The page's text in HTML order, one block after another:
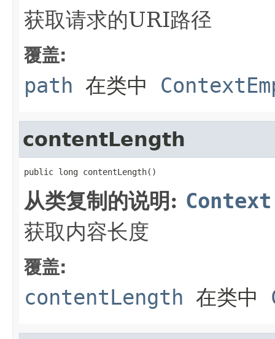
获取请求的URI路径
覆盖:
path 在类中
contentLength
public long contentLength()
从类复制的说明: Context
获取内容长度
覆盖:
contentLength 在类中